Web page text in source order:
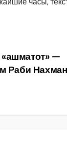
«ашматот» —
Раби